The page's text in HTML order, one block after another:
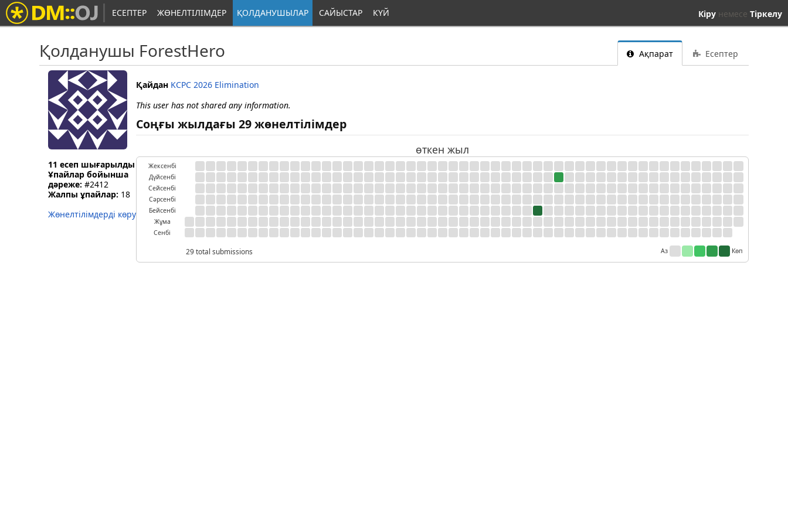
ЕСЕПТЕР ЖӨНЕЛТІЛІМДЕР ҚОЛДАНУШЫЛАР САЙЫСТАР КҮЙ Кіру немесе Тіркелу
Қолданушы ForestHero Ақпарат Есептер
11 есеп шығарылды
Ұпайлар бойынша
дәреже: #2412
Жалпы ұпайлар: 18
Жөнелтілімдерді көру
Қайдан KCPC 2026 Elimination
This user has not shared any information.
Соңғы жылдағы 29 жөнелтілімдер
өткен жыл
Жексенбі
Дүйсенбі
Сейсенбі
Сәрсенбі
Бейсенбі
Жұма
Сенбі
29 total submissions Аз Көп